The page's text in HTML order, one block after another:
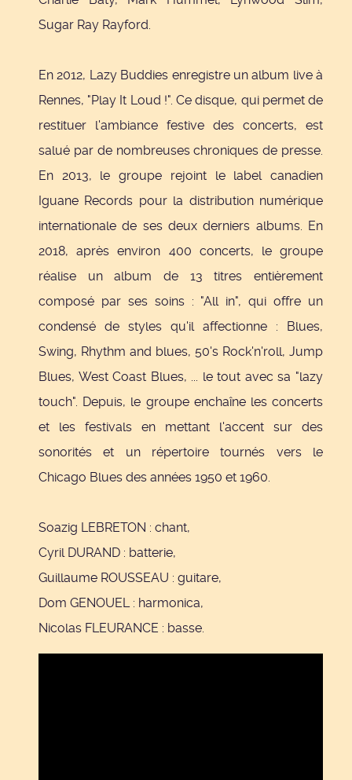
Sugar Ray Rayford.
En 2012, Lazy Buddies enregistre un album live à
Rennes, "Play It Loud !". Ce disque, qui permet de
restituer l'ambiance festive des concerts, est
salué par de nombreuses chroniques de presse.
En 2013, le groupe rejoint le label canadien
Iguane Records pour la distribution numérique
internationale de ses deux derniers albums. En
2018, après environ 400 concerts, le groupe
réalise un album de 13 titres entièrement
composé par ses soins : "All in", qui offre un
condensé de styles qu'il affectionne : Blues,
Swing, Rhythm and blues, 50's Rock'n'roll, Jump
Blues, West Coast Blues, ... le tout avec sa "lazy
touch". Depuis, le groupe enchaîne les concerts
et les festivals en mettant l'accent sur des
sonorités et un répertoire tournés vers le
Chicago Blues des années 1950 et 1960.
Soazig LEBRETON : chant,
Cyril DURAND : batterie,
Guillaume ROUSSEAU : guitare,
Dom GENOUEL : harmonica,
Nicolas FLEURANCE : basse.